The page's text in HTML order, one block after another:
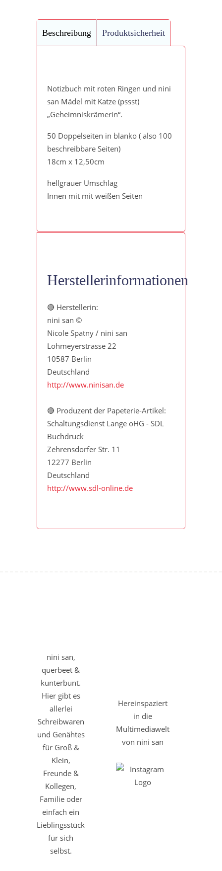
Beschreibung Produktsicherheit
Notizbuch mit roten Ringen und nini
san Mädel mit Katze (pssst)
„Geheimniskrämerin“.
50 Doppelseiten in blanko ( also 100
beschreibbare Seiten)
18cm x 12,50cm
hellgrauer Umschlag
Innen mit mit weißen Seiten
Herstellerinformationen
🔴 Herstellerin:
nini san ©
Nicole Spatny / nini san
Lohmeyerstrasse 22
10587 Berlin
Deutschland
http://www.ninisan.de
🔴 Produzent der Papeterie-Artikel:
Schaltungsdienst Lange oHG - SDL
Buchdruck
Zehrensdorfer Str. 11
12277 Berlin
Deutschland
http://www.sdl-online.de
nini san,
querbeet &
kunterbunt.
Hier gibt es
allerlei
Schreibwaren
und Genähtes
für Groß &
Klein,
Freunde &
Kollegen,
Familie oder
einfach ein
Lieblingsstück
für sich
selbst.
Hereinspaziert
in die
Multimediawelt
von nini san